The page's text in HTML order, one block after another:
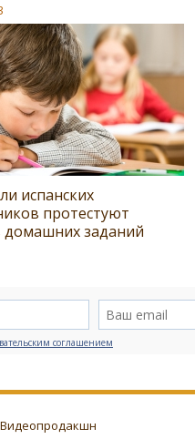
испанских
протестуют
домашних заданий
соглашением
Видеопродакшн